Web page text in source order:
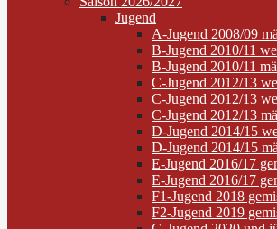
Jugend
A-Jugend 2008/09
B-Jugend 2010/11
B-Jugend 2010/11
C-Jugend 2012/13
C-Jugend 2012/13
C-Jugend 2012/13
D-Jugend 2014/15
D-Jugend 2014/15
E-Jugend 2016/17
E-Jugend 2016/17
F1-Jugend 2018
F2-Jugend 2019